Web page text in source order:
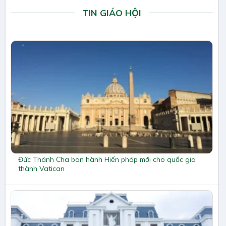
TIN GIÁO HỘI
Đức Thánh Cha ban hành Hiến pháp mới cho quốc gia
thành Vatican